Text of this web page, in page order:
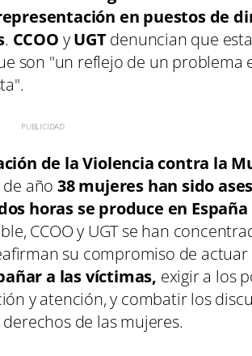
en puestos de
. CCOO yUGTdenuncian que
son "un reflejo de un problema
de la Violencia contra la
año 38 mujeres han sido
horas se produce en
CCOO y UGT se han
su compromiso de
a las víctimas, exigir a los
y atención, y combatir los
de las mujeres.